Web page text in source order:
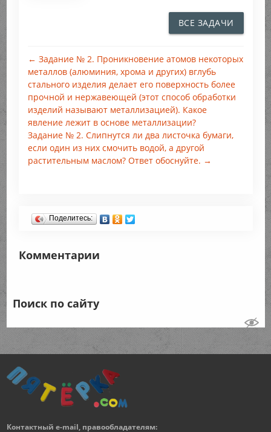
ВСЕ ЗАДАЧИ
← Задание № 2. Проникновение атомов некоторых
металлов (алюминия, хрома и других) вглубь
стального изделия делает его поверхность более
прочной и нержавеющей (этот способ обработки
изделий называют металлизацией). Какое
явление лежит в основе металлизации?
Задание № 2. Слипнутся ли два листочка бумаги,
если один из них смочить водой, а другой
растительным маслом? Ответ обоснуйте. →
Поделитесь:
Комментарии
Поиск по сайту
Контактный e-mail, правообладателям: